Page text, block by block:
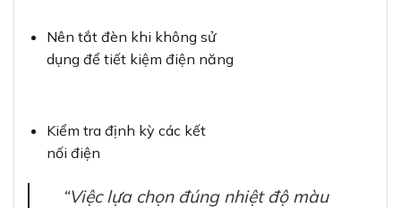
Nên tắt đèn khi không sử
dụng để tiết kiệm điện năng
Kiểm tra định kỳ các kết
nối điện
“Việc lựa chọn đúng nhiệt độ màu